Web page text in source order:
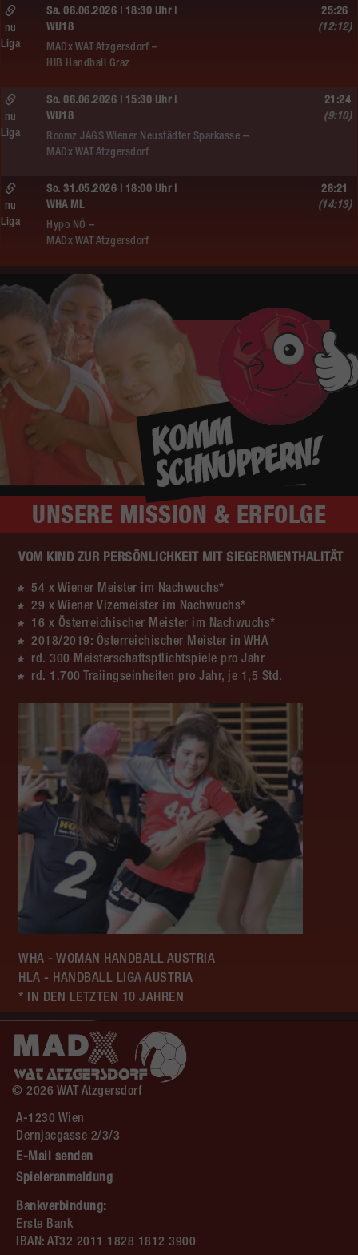
Sa. 06.06.2026 | 18:30 Uhr |
WU18
MADx WAT Atzgersdorf –
HIB Handball Graz
nu
Liga
25:26
(12:12)
So. 06.06.2026 | 15:30 Uhr |
WU18
Roomz JAGS Wiener Neustädter Sparkasse –
MADx WAT Atzgersdorf
nu
Liga
21:24
(9:10)
So. 31.05.2026 | 18:00 Uhr |
WHA ML
Hypo NÖ –
MADx WAT Atzgersdorf
nu
Liga
28:21
(14:13)
UNSERE MISSION & ERFOLGE
VOM KIND ZUR PERSÖNLICHKEIT MIT SIEGERMENTHALITÄT
54 x Wiener Meister im Nachwuchs*
29 x Wiener Vizemeister im Nachwuchs*
16 x Österreichischer Meister im Nachwuchs*
2018/2019: Österreichischer Meister in WHA
rd. 300 Meisterschaftspflichtspiele pro Jahr
rd. 1.700 Traiingseinheiten pro Jahr, je 1,5 Std.
WHA - WOMAN HANDBALL AUSTRIA
HLA - HANDBALL LIGA AUSTRIA
* IN DEN LETZTEN 10 JAHREN
© 2026 WAT Atzgersdorf
A-1230 Wien
Dernjacgasse 2/3/3
E-Mail senden
Spieleranmeldung
Bankverbindung:
Erste Bank
IBAN: AT32 2011 1828 1812 3900